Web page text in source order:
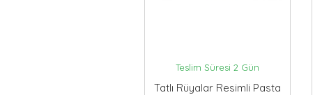
Teslim Süresi 2 Gün
Tatlı Rüyalar Resimli Pasta